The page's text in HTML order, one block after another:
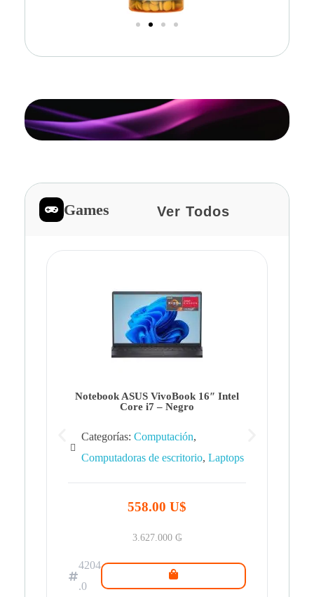
Games Ver Todos
Notebook ASUS VivoBook 16″ Intel
Core i7 – Negro
Categorías: Computación,
Computadoras de escritorio, Laptops
558.00 U$
3.627.000 ₲
4204
.0